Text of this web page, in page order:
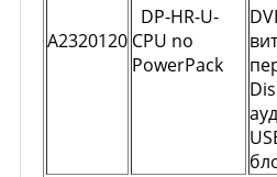
A2320120
DP-HR-U-
CPU no
PowerPack